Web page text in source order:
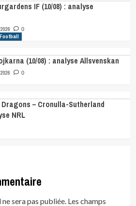
IF (10/08) : analyse
0
(10/08) : analyse Allsvenskan
0
– Cronulla-Sutherland
NRL
sera pas publiée. Les champs